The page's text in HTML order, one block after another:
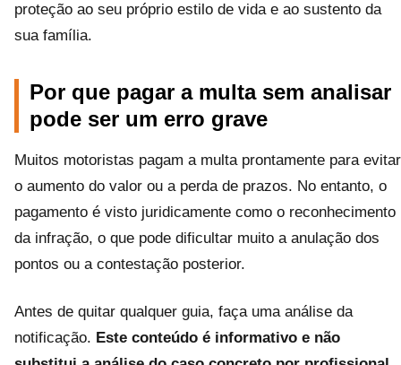
proteção ao seu próprio estilo de vida e ao sustento da
sua família.
Por que pagar a multa sem analisar
pode ser um erro grave
Muitos motoristas pagam a multa prontamente para evitar
o aumento do valor ou a perda de prazos. No entanto, o
pagamento é visto juridicamente como o reconhecimento
da infração, o que pode dificultar muito a anulação dos
pontos ou a contestação posterior.
Antes de quitar qualquer guia, faça uma análise da
notificação. Este conteúdo é informativo e não